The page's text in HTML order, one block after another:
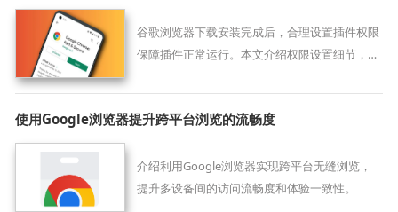
谷歌浏览器下载安装完成后，合理设置插件权限
保障插件正常运行。本文介绍权限设置细节，帮
使用Google浏览器提升跨平台浏览的流畅度
介绍利用Google浏览器实现跨平台无缝浏览，
提升多设备间的访问流畅度和体验一致性。